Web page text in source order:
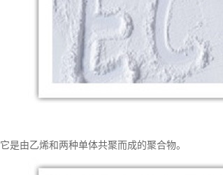
它是由乙烯和两种单体共聚而成的聚合物。